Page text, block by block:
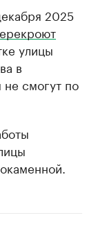
2025
улицы
в
смогут по